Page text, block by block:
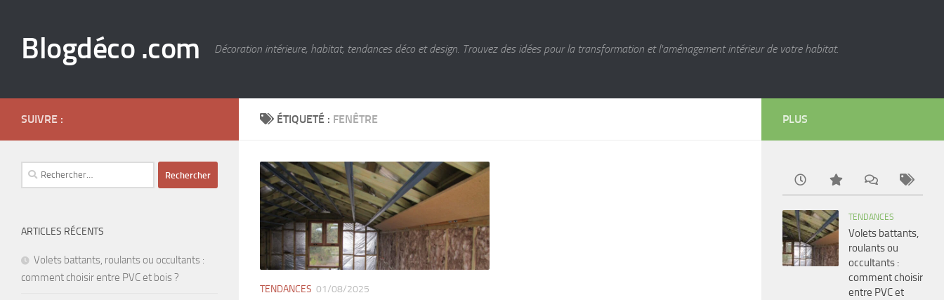
Blogdéco .com Décoration intérieure, habitat, tendances déco et design. Trouvez des idées pour la transformation et l'aménagement intérieur de votre habitat.
ÉTIQUETÉ : FENÊTRE
TENDANCES 01/08/2025
SUIVRE :
Rechercher :
ARTICLES RÉCENTS
Volets battants, roulants ou occultants :
comment choisir entre PVC et bois ?
PLUS
TENDANCES
Volets battants,
roulants ou
occultants :
comment choisir
entre PVC et